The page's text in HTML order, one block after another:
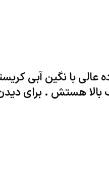
با نگین آبی
بالا هستش . برای